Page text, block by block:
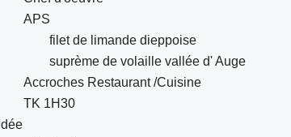
APS
filet de limande dieppoise
suprème de volaille vallée d' Auge
Accroches Restaurant /Cuisine
TK 1H30
Idée